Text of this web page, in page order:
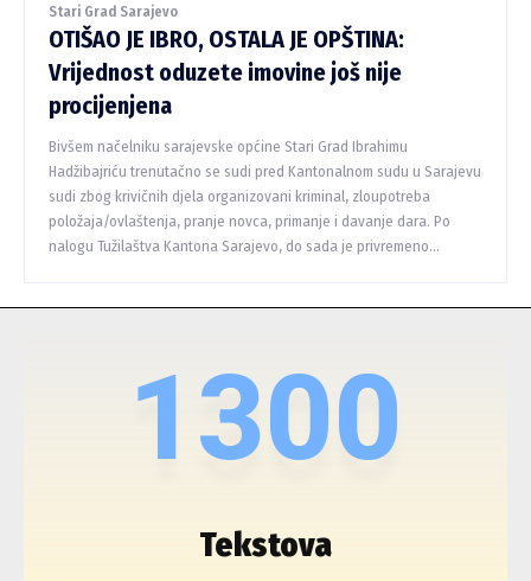
Stari Grad Sarajevo
OTIŠAO JE IBRO, OSTALA JE OPŠTINA:
Vrijednost oduzete imovine još nije
procijenjena
Bivšem načelniku sarajevske općine Stari Grad Ibrahimu
Hadžibajriću trenutačno se sudi pred Kantonalnom sudu u Sarajevu
sudi zbog krivičnih djela organizovani kriminal, zloupotreba
položaja/ovlaštenja, pranje novca, primanje i davanje dara. Po
nalogu Tužilaštva Kantona Sarajevo, do sada je privremeno...
1300
Tekstova